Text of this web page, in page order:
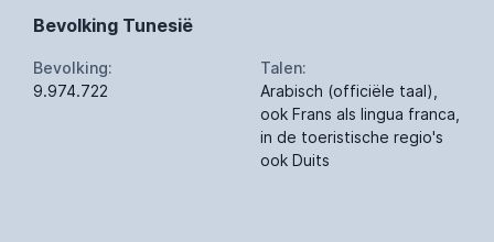
Bevolking Tunesië
Bevolking:
9.974.722
Talen:
Arabisch (officiële taal),
ook Frans als lingua franca,
in de toeristische regio's
ook Duits